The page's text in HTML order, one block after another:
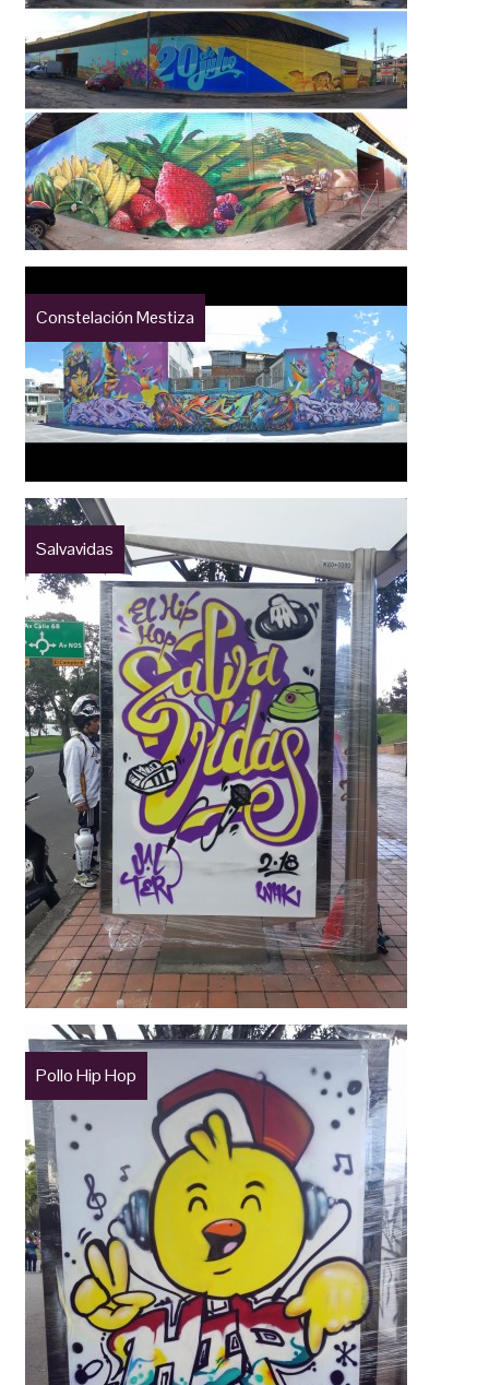
Constelación Mestiza
Salvavidas
Pollo Hip Hop